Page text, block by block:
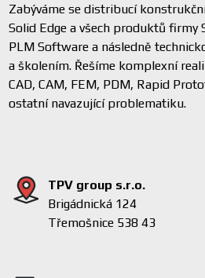
Zabýváme se distribucí
Solid Edge a všech produktů firmy
PLM Software a následně
a školením. Řešíme komplexní
CAD, CAM, FEM, PDM, Rapid
ostatní navazující problematiku.
TPV group s.r.o.
Brigádnická 124
Třemošnice 538 43